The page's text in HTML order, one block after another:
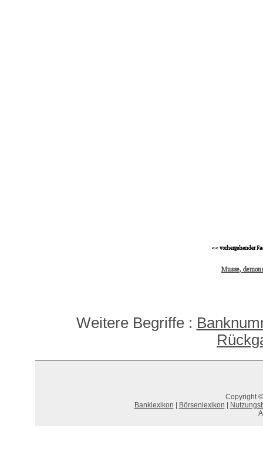
<< vorhergehender
Musse,
Weitere Begriffe :
Copyright
Banklexikon
Börsenlexikon